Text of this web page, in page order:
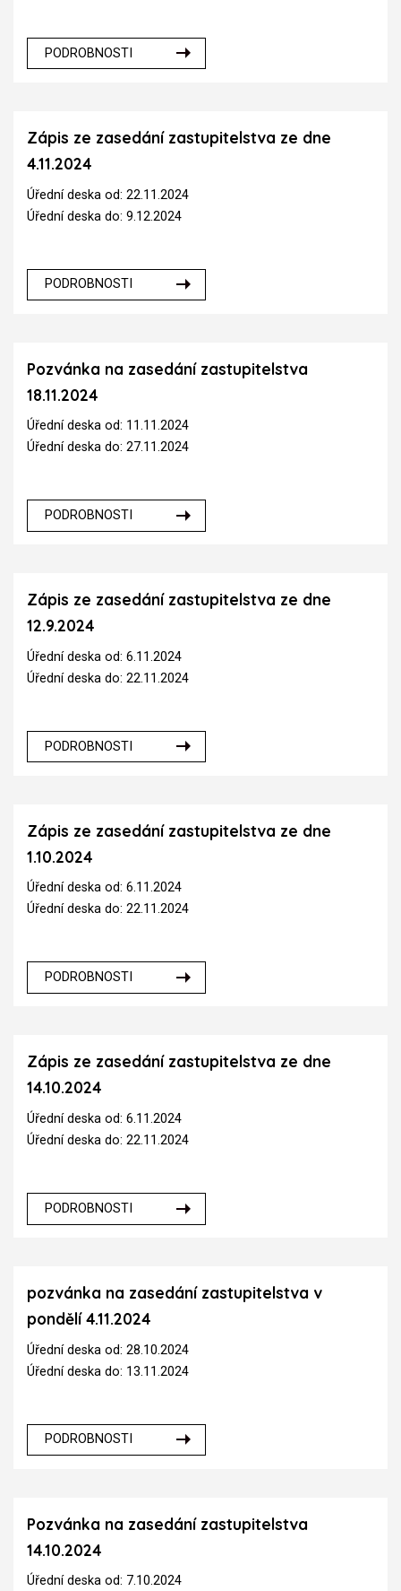
PODROBNOSTI
Zápis ze zasedání zastupitelstva ze dne
4.11.2024
Úřední deska od: 22.11.2024
Úřední deska do: 9.12.2024
PODROBNOSTI
Pozvánka na zasedání zastupitelstva
18.11.2024
Úřední deska od: 11.11.2024
Úřední deska do: 27.11.2024
PODROBNOSTI
Zápis ze zasedání zastupitelstva ze dne
12.9.2024
Úřední deska od: 6.11.2024
Úřední deska do: 22.11.2024
PODROBNOSTI
Zápis ze zasedání zastupitelstva ze dne
1.10.2024
Úřední deska od: 6.11.2024
Úřední deska do: 22.11.2024
PODROBNOSTI
Zápis ze zasedání zastupitelstva ze dne
14.10.2024
Úřední deska od: 6.11.2024
Úřední deska do: 22.11.2024
PODROBNOSTI
pozvánka na zasedání zastupitelstva v
pondělí 4.11.2024
Úřední deska od: 28.10.2024
Úřední deska do: 13.11.2024
PODROBNOSTI
Pozvánka na zasedání zastupitelstva
14.10.2024
Úřední deska od: 7.10.2024